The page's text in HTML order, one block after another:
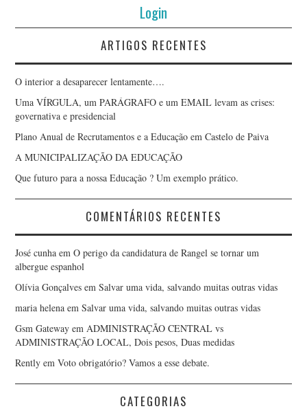
Login
ARTIGOS RECENTES
O interior a desaparecer lentamente….
Uma VÍRGULA, um PARÁGRAFO e um EMAIL levam as crises:
governativa e presidencial
Plano Anual de Recrutamentos e a Educação em Castelo de Paiva
A MUNICIPALIZAÇÃO DA EDUCAÇÃO
Que futuro para a nossa Educação ? Um exemplo prático.
COMENTÁRIOS RECENTES
José cunha emO perigo da candidatura de Rangel se tornar um
albergue espanhol
Olívia Gonçalves emSalvar uma vida, salvando muitas outras vidas
maria helena emSalvar uma vida, salvando muitas outras vidas
Gsm Gateway emADMINISTRAÇÃO CENTRAL vs
ADMINISTRAÇÃO LOCAL, Dois pesos, Duas medidas
Rently emVoto obrigatório? Vamos a esse debate.
CATEGORIAS